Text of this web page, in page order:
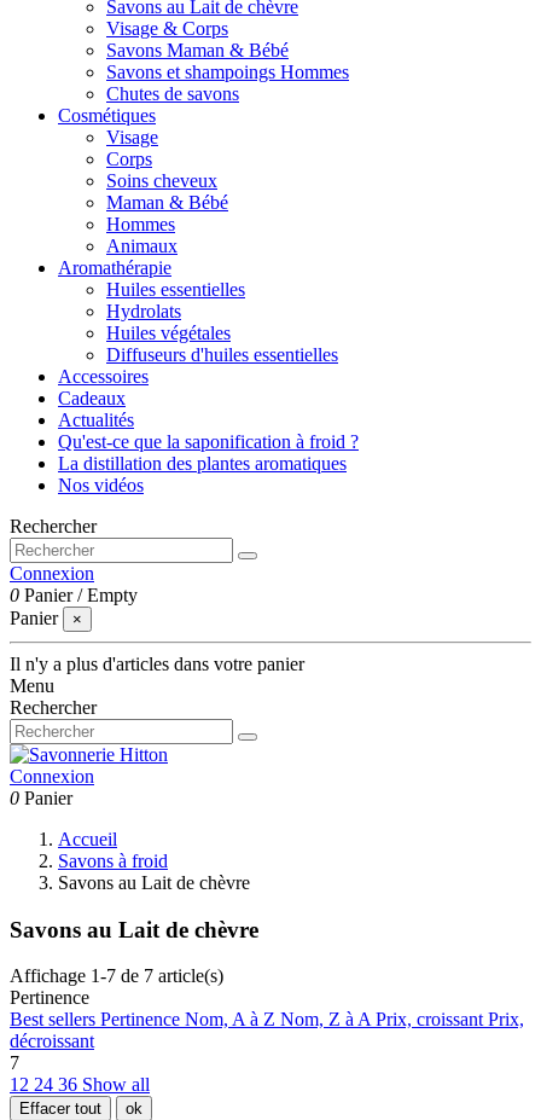
Savons au Lait de chèvre
Visage & Corps
Savons Maman & Bébé
Savons et shampoings Hommes
Chutes de savons
Cosmétiques
Visage
Corps
Soins cheveux
Maman & Bébé
Hommes
Animaux
Aromathérapie
Huiles essentielles
Hydrolats
Huiles végétales
Diffuseurs d'huiles essentielles
Accessoires
Cadeaux
Actualités
Qu'est-ce que la saponification à froid ?
La distillation des plantes aromatiques
Nos vidéos
Rechercher
Connexion
0 Panier /Empty
Panier
×
Il n'y a plus d'articles dans votre panier
Menu
Rechercher
Connexion
0 Panier
Accueil
Savons à froid
Savons au Lait de chèvre
Savons au Lait de chèvre
Affichage 1-7 de 7 article(s)
Pertinence
Best sellers Pertinence Nom, A à Z Nom, Z à APrix, croissantPrix,
décroissant
7
12 24 36 Show all
Effacer tout ok